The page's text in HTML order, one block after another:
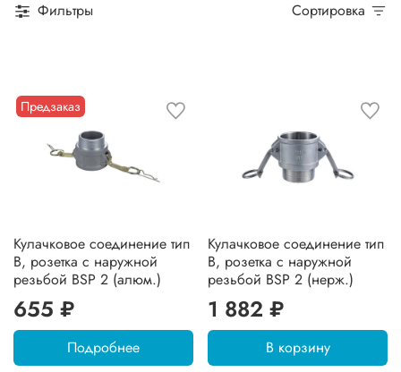
Фильтры Сортировка
Предзаказ
Кулачковое соединение тип
B, розетка с наружной
резьбой BSP 2 (алюм.)
655 ₽
Подробнее
Кулачковое соединение тип
B, розетка с наружной
резьбой BSP 2 (нерж.)
1 882 ₽
В корзину